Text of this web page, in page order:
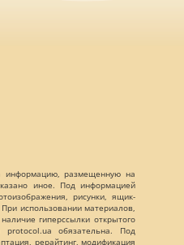
информацию, размещенную на
иное. Под информацией
рисунки, ящик-
использовании материалов,
гиперссылки открытого
обязательна. Под
рерайтинг, модификация